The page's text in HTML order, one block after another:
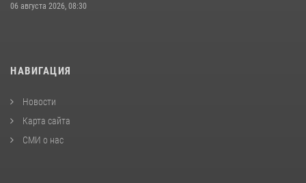
06 августа 2026, 08:30
НАВИГАЦИЯ
Новости
Карта сайта
СМИ о нас